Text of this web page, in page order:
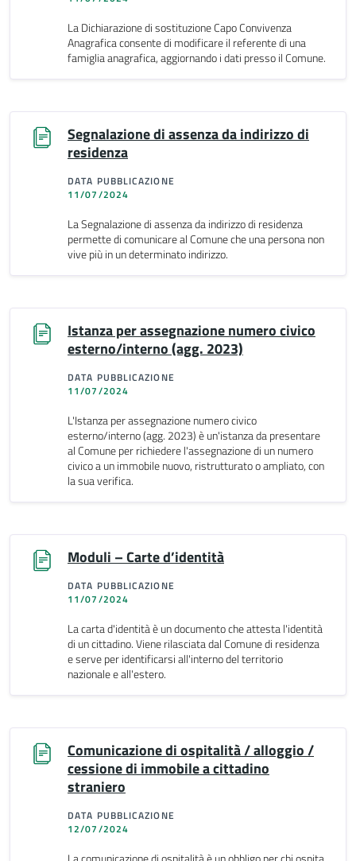
La Dichiarazione di sostituzione Capo Convivenza
Anagrafica consente di modificare il referente di una
famiglia anagrafica, aggiornando i dati presso il Comune.
Segnalazione di assenza da indirizzo di
residenza
DATA PUBBLICAZIONE
11/07/2024
La Segnalazione di assenza da indirizzo di residenza
permette di comunicare al Comune che una persona non
vive più in un determinato indirizzo.
Istanza per assegnazione numero civico
esterno/interno (agg. 2023)
DATA PUBBLICAZIONE
11/07/2024
L'Istanza per assegnazione numero civico
esterno/interno (agg. 2023) è un'istanza da presentare
al Comune per richiedere l'assegnazione di un numero
civico a un immobile nuovo, ristrutturato o ampliato, con
la sua verifica.
Moduli – Carte d’identità
DATA PUBBLICAZIONE
11/07/2024
La carta d'identità è un documento che attesta l'identità
di un cittadino. Viene rilasciata dal Comune di residenza
e serve per identificarsi all'interno del territorio
nazionale e all'estero.
Comunicazione di ospitalità / alloggio /
cessione di immobile a cittadino
straniero
DATA PUBBLICAZIONE
12/07/2024